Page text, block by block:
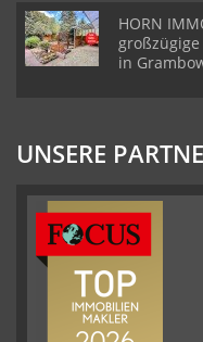
HORN
in
UNSERE